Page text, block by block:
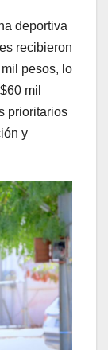
deportiva
recibieron
pesos, lo
mil
prioritarios
y